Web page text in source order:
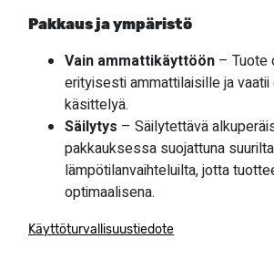
Pakkaus ja ympäristö
Vain ammattikäyttöön – Tuote
erityisesti ammattilaisille ja
käsittelyä.
Säilytys – Säilytettävä
pakkauksessa suojattuna suurilta
lämpötilanvaihteluilta, jotta
optimaalisena.
Käyttöturvallisuustiedote